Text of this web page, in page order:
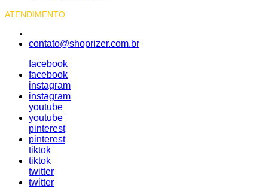
ATENDIMENTO
contato@shoprizer.com.br
facebook
facebook
instagram
instagram
youtube
youtube
pinterest
pinterest
tiktok
tiktok
twitter
twitter